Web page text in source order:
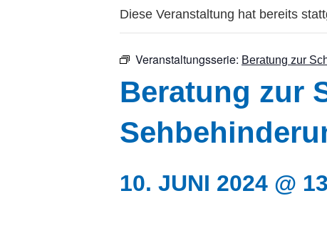
Diese Veranstaltung hat bereits
Veranstaltungsserie: Beratung zur
Beratung zur
10. JUNI 2024 @